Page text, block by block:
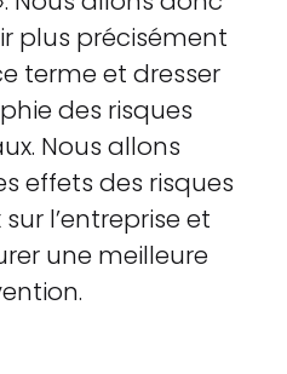
plus précisément
terme et dresser
des risques
Nous allons
effets des risques
l’entreprise et
une meilleure